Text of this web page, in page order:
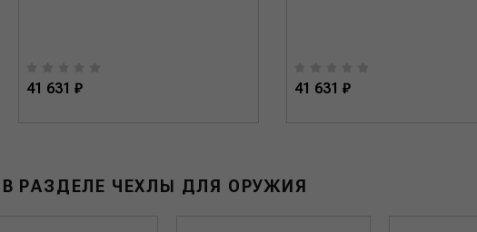
41 631 ₽ 41 631 ₽
РАЗДЕЛЕ ЧЕХЛЫ ДЛЯ ОРУЖИЯ